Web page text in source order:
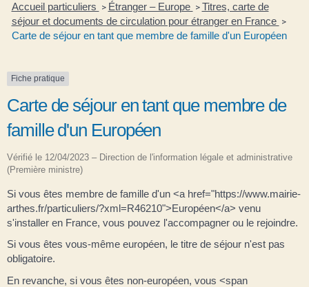
Accueil particuliers > Étranger – Europe > Titres, carte de
séjour et documents de circulation pour étranger en France >
Carte de séjour en tant que membre de famille d'un Européen
Fiche pratique
Carte de séjour en tant que membre de
famille d'un Européen
Vérifié le 12/04/2023 – Direction de l'information légale et administrative
(Première ministre)
Si vous êtes membre de famille d'un <a href="https://www.mairie-
arthes.fr/particuliers/?xml=R46210">Européen</a> venu
s'installer en France, vous pouvez l'accompagner ou le rejoindre.
Si vous êtes vous-même européen, le titre de séjour n'est pas
obligatoire.
En revanche, si vous êtes non-européen, vous <span